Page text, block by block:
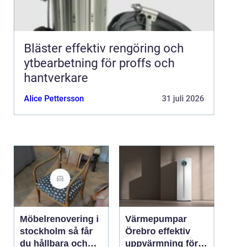
Bläster effektiv rengöring och
ytbearbetning för proffs och
hantverkare
Alice Pettersson 31 juli 2026
Möbelrenovering i
stockholm så får
du hållbara och
Värmepumpar
Örebro effektiv
uppvärmning för